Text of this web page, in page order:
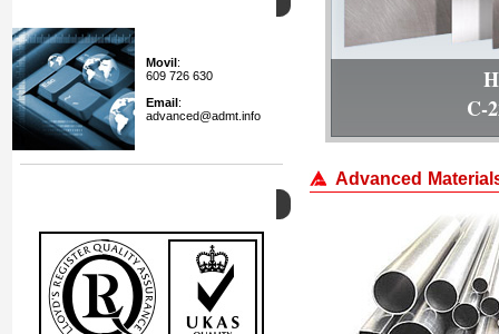
Movil:
609 726 630
Email:
advanced@admt.info
K-
Advanced